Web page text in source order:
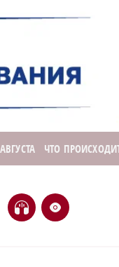
ЧТО
H e